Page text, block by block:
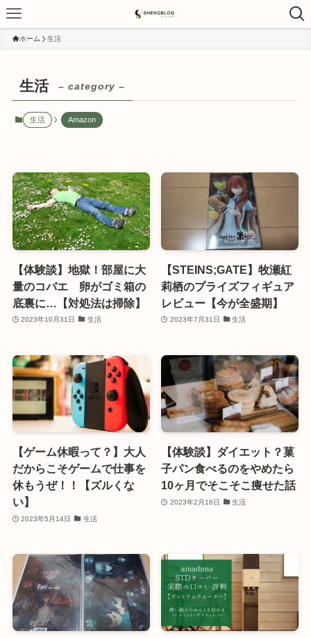
ホーム 生活
生活 – category –
生活 Amazon
【体験談】地獄！部屋に大
量のコバエ 卵がゴミ箱の
底裏に…【対処法は掃除】
2023年10月31日 生活
【STEINS;GATE】牧瀬紅
莉栖のプライズフィギュア
レビュー【今が全盛期】
2023年7月31日 生活
【ゲーム休暇って？】大人
だからこそゲームで仕事を
休もうぜ！！【ズルくな
い】
2023年5月14日 生活
【体験談】ダイエット？菓
子パン食べるのをやめたら
10ヶ月でそこそこ痩せた話
2023年2月16日 生活